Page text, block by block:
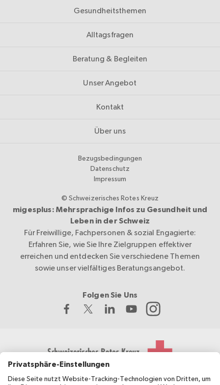
Gesundheitsthemen
Alltagsfragen
Beratung & Begleiten
Unser Angebot
Kontakt
Über uns
Bezugsbedingungen
Datenschutz
Impressum
© Schweizerisches Rotes Kreuz
migesplus: Mehrsprachige Infos zu Gesundheit und
Leben in der Schweiz
Für Freiwillige, Fachpersonen & sozial Engagierte:
Erfahren Sie, wie Sie Ihre Zielgruppen effektiver
erreichen und entdecken Sie verschiedene Themen
sowie unser vielfältiges Beratungsangebot.
Folgen Sie Uns